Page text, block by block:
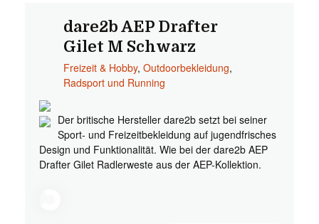
dare2b AEP Drafter
Gilet M Schwarz
Freizeit & Hobby, Outdoorbekleidung,
Radsport und Running
Der britische Hersteller dare2b setzt bei seiner
Sport- und Freizeitbekleidung auf jugendfrisches
Design und Funktionalität. Wie bei der dare2b AEP
Drafter Gilet Radlerweste aus der AEP-Kollektion.